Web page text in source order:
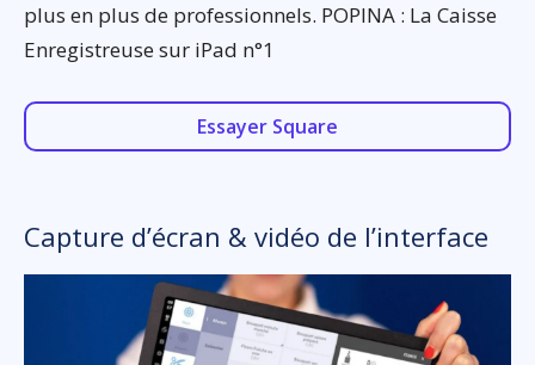
plus en plus de professionnels. POPINA : La Caisse
Enregistreuse sur iPad n°1
Essayer Square
Capture d’écran & vidéo de l’interface